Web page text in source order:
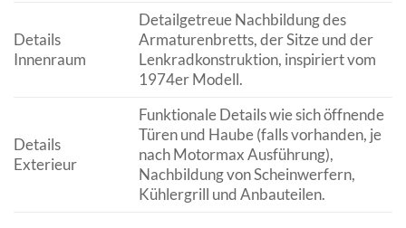
Details
Innenraum
Detailgetreue Nachbildung des
Armaturenbretts, der Sitze und der
Lenkradkonstruktion, inspiriert vom
1974er Modell.
Details
Exterieur
Funktionale Details wie sich öffnende
Türen und Haube (falls vorhanden, je
nach Motormax Ausführung),
Nachbildung von Scheinwerfern,
Kühlergrill und Anbauteilen.